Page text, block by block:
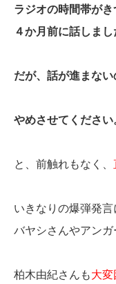
ラジオの時間帯が
４か月前に話しまし
だが、話が進まない
やめさせてください
と、前触れもなく、
いきなりの爆弾発
バヤシさんやアンガ
柏木由紀さんも大変